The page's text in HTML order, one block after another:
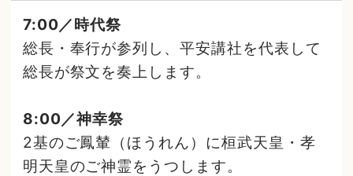
7:00／時代祭
総長・奉行が参列し、平安講社を代表して
総長が祭文を奏上します。
8:00／神幸祭
2基のご鳳輦（ほうれん）に桓武天皇・孝
明天皇のご神霊をうつします。